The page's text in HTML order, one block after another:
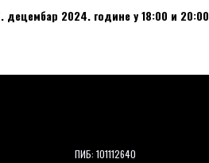
децембар 2024. године у 18:00 и 20:00
ПИБ: 101112640